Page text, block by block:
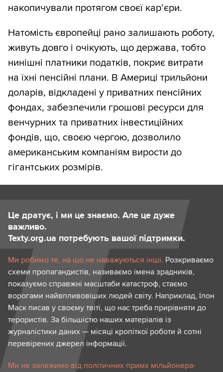
накопичували протягом своєї кар’єри.
Натомість європейці рано залишають роботу,
живуть довго і очікують, що держава, тобто
нинішні платники податків, покриє витрати
на їхні пенсійні плани. В Америці трильйони
доларів, відкладені у приватних пенсійних
фондах, забезпечили грошові ресурси для
венчурних та приватних інвестиційних
фондів, що, своєю чергою, дозволило
американським компаніям вирости до
гігантських розмірів.
Це дратує, і ми це знаємо. Але це дуже
важливо.
Texty.org.ua потребують вашої підтримки.
Ми робимо те, на що не наважуються інші. Розкриваємо
схеми пропагандистів, називаємо імена зрадників,
показуємо справжні масштаби катастроф, стаємо
ворогами найвпливовіших людей світу. Наприклад, Ілон
Маск писав у своєму твіті, що нас треба прирівняти до
терористів. За більшістю наших матеріалів із
журналістики даних — місяці кропіткої роботи й сотні
перевірених джерел інформації.
Ми не залежимо від політичних примх мільйонера-